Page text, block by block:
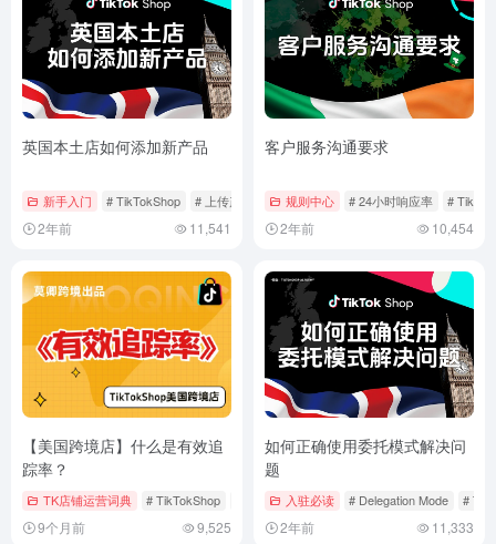
英国本土店如何添加新产品
新手入门 # TikTokShop # 上传产品 # 添加新产品
2年前 11,541
客户服务沟通要求
规则中心 # 24小时响应率 #
2年前 10,454
【美国跨境店】什么是有效追
踪率？
TK店铺运营词典 # TikTokShop # 发货物流 # 店铺运营
9个月前 9,525
如何正确使用委托模式解决问
题
入驻必读 # Delegation Mode #
2年前 11,333